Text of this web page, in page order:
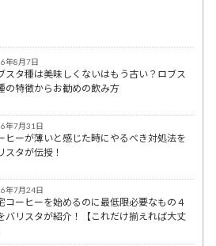
年8月7日
スタ種は美味しくないはもう古い？ロブス
の特徴からお勧めの飲み方
年7月31日
ヒーが薄いと感じた時にやるべき対処法を
スタが伝授！
年7月24日
コーヒーを始めるのに最低限必要なもの４
バリスタが紹介！【これだけ揃えれば大丈